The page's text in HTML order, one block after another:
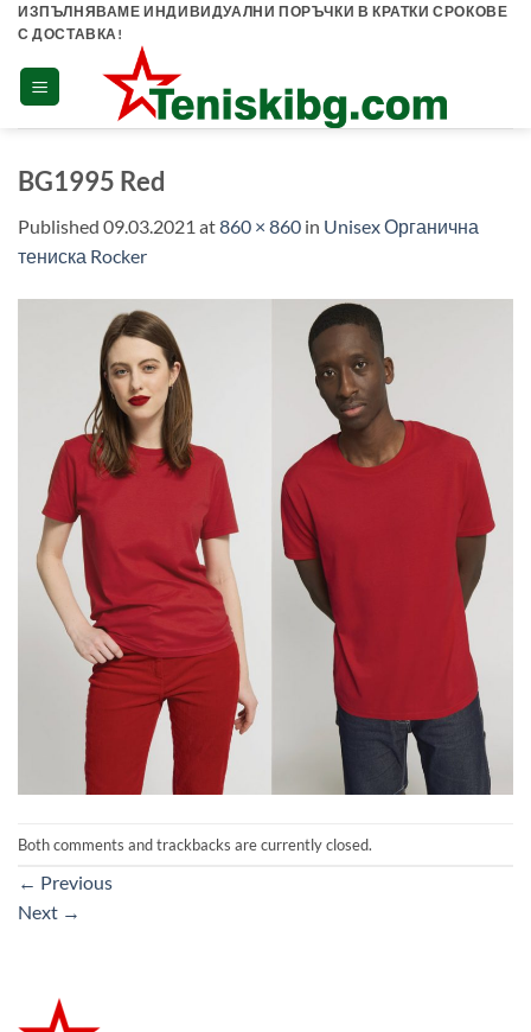
Skip
content
ИЗПЪЛНЯВАМЕ ИНДИВИДУАЛНИ ПОРЪЧКИ В КРАТКИ СРОКОВЕ
С ДОСТАВКА!
BG1995 Red
Published 09.03.2021 at860 × 860 in Unisex Органична
тениска Rocker
Both comments and trackbacks are currently closed.
← Previous
Next →